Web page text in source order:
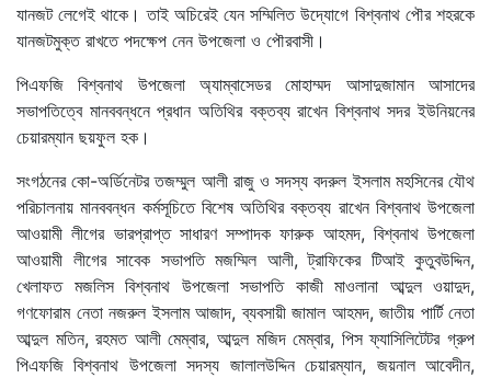
যানজট লেগেই থাকে। তাই অচিরেই যেন সম্মিলিত উদ্যোগে বিশ্বনাথ পৌর শহরকে
যানজটমুক্ত রাখতে পদক্ষেপ নেন উপজেলা ও পৌরবাসী।
পিএফজি বিশ্বনাথ উপজেলা অ্যাম্বাসেডর মোহাম্মদ আসাদুজামান আসাদের
সভাপতিত্বে মানববন্ধনে প্রধান অতিথির বক্তব্য রাখেন বিশ্বনাথ সদর ইউনিয়নের
চেয়ারম্যান ছয়ফুল হক।
সংগঠনের কো-অর্ডিনেটর তজম্মুল আলী রাজু ও সদস্য বদরুল ইসলাম মহসিনের যৌথ
পরিচালনায় মানববন্ধন কর্মসূচিতে বিশেষ অতিথির বক্তব্য রাখেন বিশ্বনাথ উপজেলা
আওয়ামী লীগের ভারপ্রাপ্ত সাধারণ সম্পাদক ফারুক আহমদ, বিশ্বনাথ উপজেলা
আওয়ামী লীগের সাবেক সভাপতি মজম্মিল আলী, ট্রাফিকের টিআই কুতুবউদ্দিন,
খেলাফত মজলিস বিশ্বনাথ উপজেলা সভাপতি কাজী মাওলানা আব্দুল ওয়াদুদ,
গণফোরাম নেতা নজরুল ইসলাম আজাদ, ব্যবসায়ী জামাল আহমদ, জাতীয় পার্টি নেতা
আব্দুল মতিন, রহমত আলী মেম্বার, আব্দুল মজিদ মেম্বার, পিস ফ্যাসিলিটেটর গ্রুপ
পিএফজি বিশ্বনাথ উপজেলা সদস্য জালালউদ্দিন চেয়ারম্যান, জয়নাল আবেদীন,